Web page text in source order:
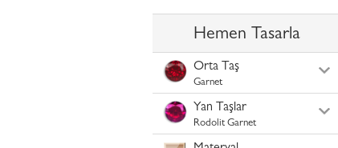
Hemen Tasarla
Orta Taş
Garnet
Yan Taşlar
Rodolit Garnet